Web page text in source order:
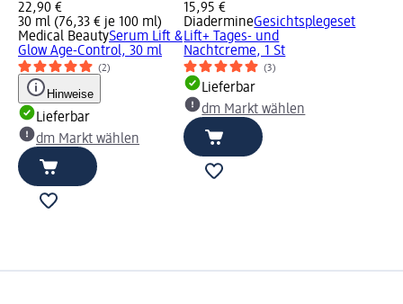
22,90 €
30 ml (76,33 € je 100 ml)
Medical BeautySerum Lift &
Glow Age-Control, 30 ml
(2)
Hinweise
Lieferbar
dm Markt wählen
15,95 €
DiadermineGesichtsplegeset
Lift+ Tages- und
Nachtcreme, 1 St
(3)
Lieferbar
dm Markt wählen